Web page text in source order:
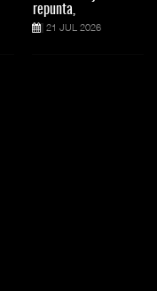
repunta,
21 JUL 2026